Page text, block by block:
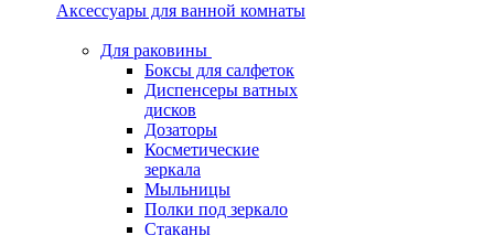
Аксессуары для ванной комнаты
Для раковины
Боксы для салфеток
Диспенсеры ватных
дисков
Дозаторы
Косметические
зеркала
Мыльницы
Полки под зеркало
Стаканы